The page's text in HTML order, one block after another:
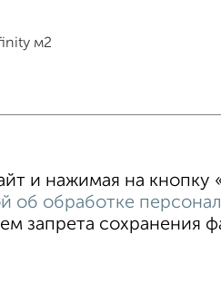
м2
В строящемся доме В новом
Орехово-Зуево, улица
и нажимая на
об обработке
запрета сохранения